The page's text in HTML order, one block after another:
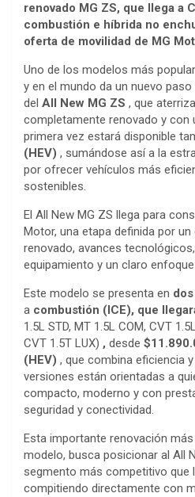
renovado MG ZS, que llega a
combustión e híbrida no
oferta de movilidad de MG
Uno de los modelos más
y en el mundo da un nuevo
del All New MG ZS , que
completamente renovado y con
primera vez estará disponible
(HEV) , sumándose así a la
por ofrecer vehículos más
sostenibles.
El All New MG ZS llega para
Motor, una etapa definida por
renovado, avances
equipamiento y un claro
Este modelo se presenta en
a combustión (ICE), que
1.5L STD, MT 1.5L COM, CVT
CVT 1.5T LUX) , desde
(HEV) , que combina eficiencia
versiones están orientadas a
compacto, moderno y con
seguridad y conectividad.
Esta importante renovación
modelo, busca posicionar al All
segmento más competitivo que
compitiendo directamente con